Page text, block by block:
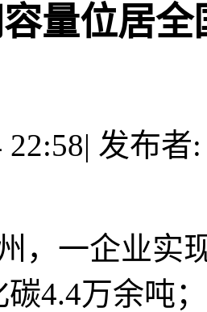
量位居
22:58| 发布者
，一企业实
4.4万余吨